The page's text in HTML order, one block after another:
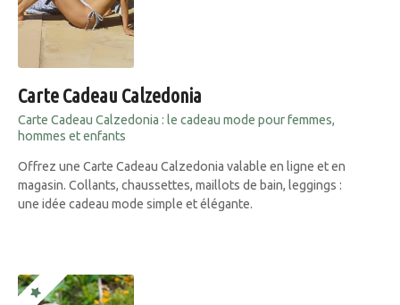
Carte Cadeau Calzedonia
Carte Cadeau Calzedonia : le cadeau mode pour femmes,
hommes et enfants
Offrez une Carte Cadeau Calzedonia valable en ligne et en
magasin. Collants, chaussettes, maillots de bain, leggings :
une idée cadeau mode simple et élégante.